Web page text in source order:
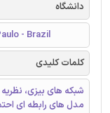
دانشگاه
- Brazil
کلمات کلیدی
شبکه های بیزی،
مدل های رابطه ای